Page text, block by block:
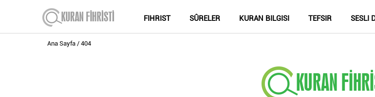
FIHRIST SÛRELER KURAN BILGISI TEFSIR SESLI
Ana Sayfa 404